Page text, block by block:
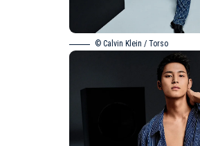
© Calvin Klein / Torso